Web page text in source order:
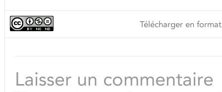
Télécharger en
Laisser un commentaire